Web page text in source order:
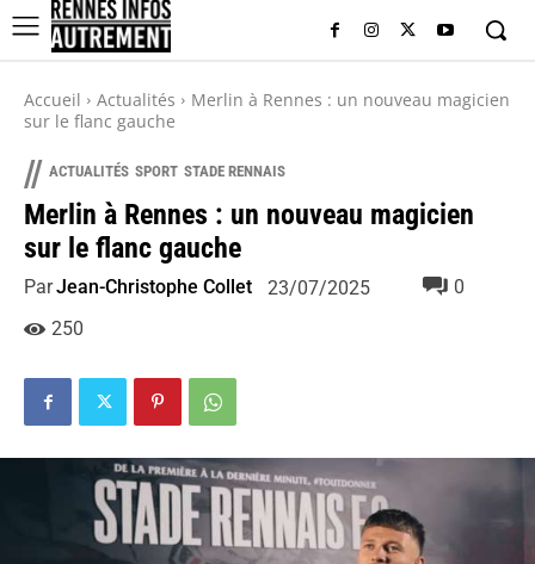
Accueil Actualités
Merlin à Rennes : un nouveau magicien
sur le flanc gauche
// ACTUALITÉS SPORT STADE RENNAIS
Merlin à Rennes : un nouveau magicien
sur le flanc gauche
ParJean-Christophe Collet 23/07/2025
0
250